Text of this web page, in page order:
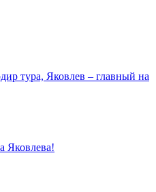
тура, Яковлев – главный на
Яковлева!